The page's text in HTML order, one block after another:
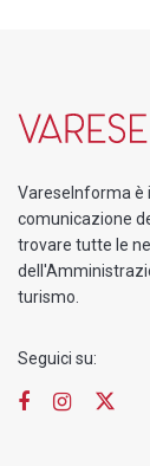
VareseInforma è
comunicazione
trovare tutte le
turismo.
Seguici su: